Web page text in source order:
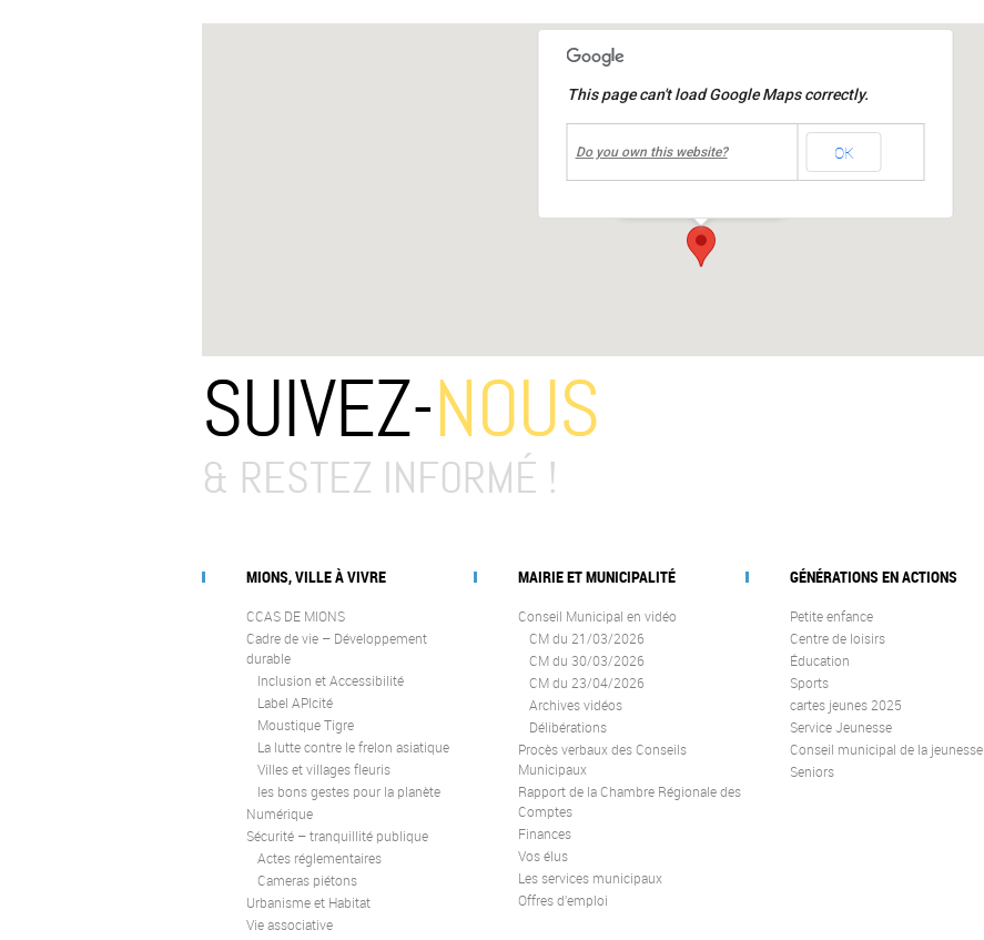
Espace convergence
This page can't load Google Maps correctly.
Do you own this website? OK
SUIVEZ-NOUS
& RESTEZ INFORMÉ !
MIONS, VILLE À VIVRE
CCAS DE MIONS
Cadre de vie – Développement
durable
Inclusion et Accessibilité
Label APIcité
Moustique Tigre
La lutte contre le frelon asiatique
Villes et villages fleuris
les bons gestes pour la planète
Numérique
Sécurité – tranquillité publique
Actes réglementaires
Cameras piétons
Urbanisme et Habitat
Vie associative
MAIRIE ET MUNICIPALITÉ
Conseil Municipal en vidéo
CM du 21/03/2026
CM du 30/03/2026
CM du 23/04/2026
Archives vidéos
Délibérations
Procès verbaux des Conseils
Municipaux
Rapport de la Chambre Régionale des
Comptes
Finances
Vos élus
Les services municipaux
Offres d’emploi
GÉNÉRATIONS EN ACTIONS
Petite enfance
Centre de loisirs
Éducation
Sports
cartes jeunes 2025
Service Jeunesse
Conseil municipal de la jeunesse
Seniors